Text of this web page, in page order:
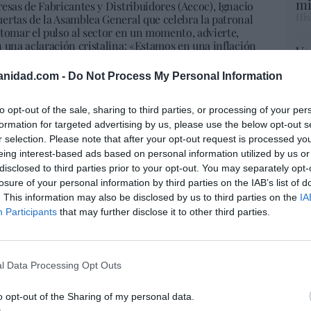
- Do Not Process My Personal Information
opt-out of the sale, sharing to third parties, or processing of your
for targeted advertising by us, please use the below opt-out
selection. Please note that after your opt-out request is processed
interest-based ads based on personal information utilized by us
to third parties prior to your opt-out. You may separately
of your personal information by third parties on the IAB’s list of
This information may also be disclosed by us to third parties on the
Participants that may further disclose it to other third parties.
Data Processing Opt Outs
opt-out of the Sharing of my personal data.
de Fabricantes y Distribuidores (Aecoc), Ignacio
de la Asamblea General que celebra la patronal
el pulso al sector en un momento, advierte,
una aclaración cristalina: «Estamos en una inflación
al respecto? Tres cosas, indica: reducir gastos,
costes a los precios de venta, «porque la subida ha
con las dos primeras medidas». «No somos los
más que ver los resultados de las empresas». (El
la deducción de vivienda tras cambiar
un familiar
de restricción sobre la procedencia ajena o
Se deben cumplir los requisitos de
enero de 2013 y de que todo el préstamo se destine
para que Air Europa pague su deuda al